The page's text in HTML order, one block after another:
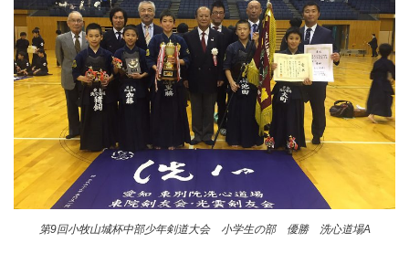
第9回小牧山城杯中部少年剣道大会 小学生の部 優勝 洗心道場A